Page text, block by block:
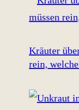
Kräuter
rein,